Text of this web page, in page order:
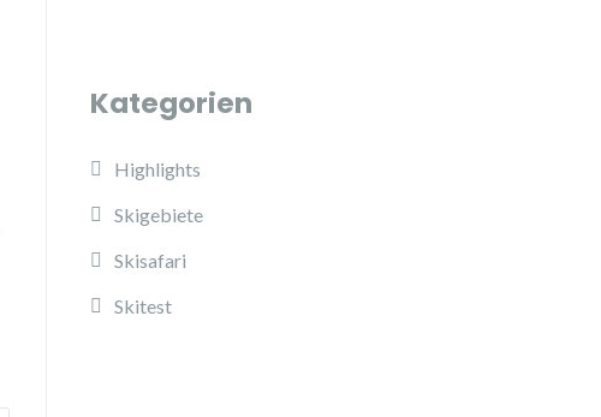
Kategorien
Highlights
Skigebiete
Skisafari
Skitest